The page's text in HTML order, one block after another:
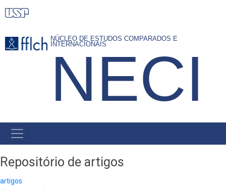
Pular
conteúdo
NÚCLEO DE ESTUDOS COMPARADOS E
INTERNACIONAIS
NECI
PRIMARY
LINKS
Repositório de artigos
artigos